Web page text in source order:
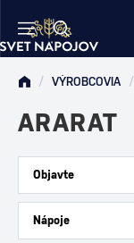
/ VÝROBCOVIA /
ARARAT
Objavte
Nápoje